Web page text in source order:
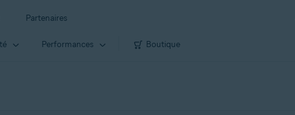
Partenaires
Performances Boutique